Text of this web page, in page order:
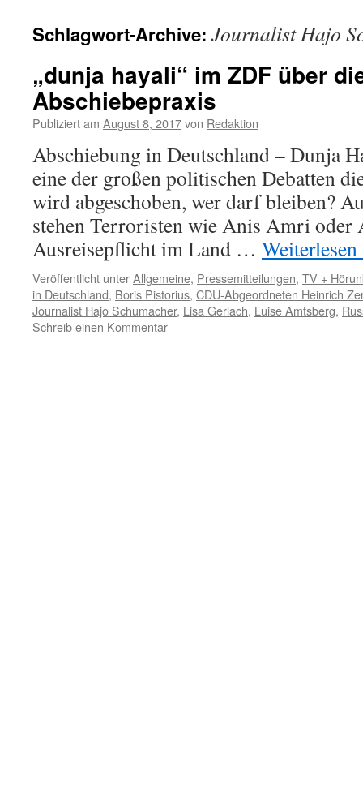
Schlagwort-Archive: Journalist Hajo
„dunja hayali“ im ZDF über
Abschiebepraxis
Publiziert am August 8, 2017von Redaktion
Abschiebung in Deutschland – Dunja
eine der großen politischen Debatten
wird abgeschoben, wer darf bleiben?
stehen Terroristen wie Anis Amri oder
Ausreisepflicht im Land … Weiterlesen
Veröffentlicht unterAllgemeine, Pressemitteilungen, TV +
in Deutschland, Boris Pistorius, CDU-Abgeordneten Heinrich
Journalist Hajo Schumacher, Lisa Gerlach, Luise Amtsberg,
Schreib einen Kommentar